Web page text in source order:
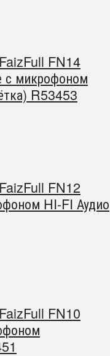
FN14
с микрофоном
R53453
FN12
HI-FI Аудио
FN10